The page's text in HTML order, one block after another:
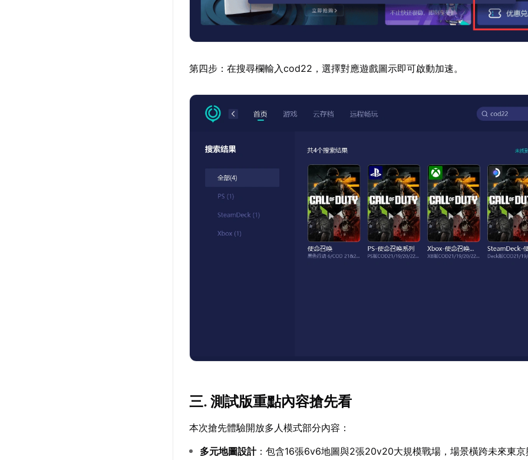
第四步：在搜尋欄輸入cod22，選擇對應遊戲圖示即可啟動加速。
三. 測試版重點內容搶先看
本次搶先體驗開放多人模式部分內容：
多元地圖設計：包含16張6v6地圖與2張20v20大規模戰場，場景橫跨未來東京